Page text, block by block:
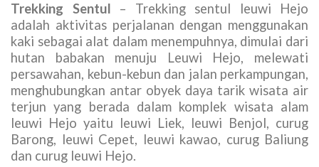
Trekking Sentul – Trekking sentul leuwi Hejo
adalah aktivitas perjalanan dengan menggunakan
kaki sebagai alat dalam menempuhnya, dimulai dari
hutan babakan menuju Leuwi Hejo, melewati
persawahan, kebun-kebun dan jalan perkampungan,
menghubungkan antar obyek daya tarik wisata air
terjun yang berada dalam komplek wisata alam
leuwi Hejo yaitu leuwi Liek, leuwi Benjol, curug
Barong, leuwi Cepet, leuwi kawao, curug Baliung
dan curug leuwi Hejo.